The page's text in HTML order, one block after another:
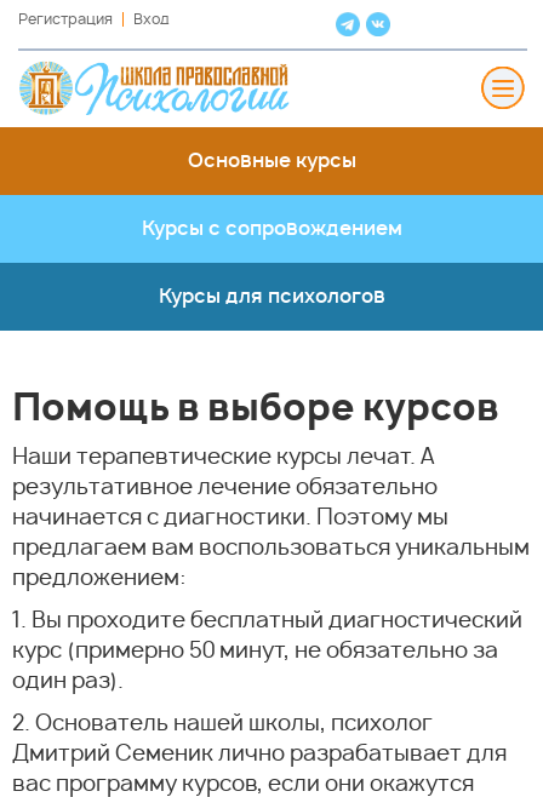
Регистрация Вход
Основные курсы
Курсы с сопровождением
Курсы для психологов
Помощь в выборе курсов
Наши терапевтические курсы лечат. А
результативное лечение обязательно
начинается с диагностики. Поэтому мы
предлагаем вам воспользоваться уникальным
предложением:
1. Вы проходите бесплатный диагностический
курс (примерно 50 минут, не обязательно за
один раз).
2. Основатель нашей школы, психолог
Дмитрий Семеник лично разрабатывает для
вас программу курсов, если они окажутся